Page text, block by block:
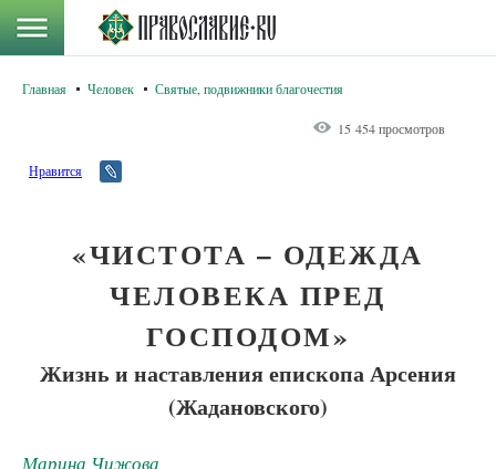
Главная Человек Святые, подвижники благочестия
15 454 просмотров
Нравится
«ЧИСТОТА – ОДЕЖДА
ЧЕЛОВЕКА ПРЕД
ГОСПОДОМ»
Жизнь и наставления епископа Арсения
(Жадановского)
Марина Чижова